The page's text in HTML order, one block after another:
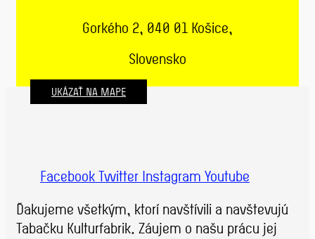
Gorkého 2, 040 01 Košice,
Slovensko
UKÁZAŤ NA MAPE
Facebook Twitter Instagram Youtube
Ďakujeme všetkým, ktorí navštívili a navštevujú
Tabačku Kulturfabrik. Záujem o našu prácu jej